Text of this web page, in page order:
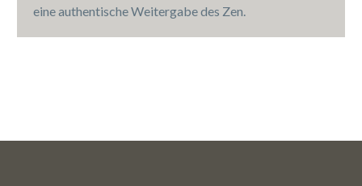
eine authentische Weitergabe des Zen.